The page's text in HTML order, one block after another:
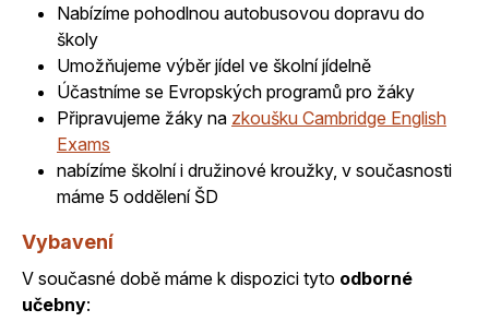
Nabízíme pohodlnou autobusovou dopravu do
školy
Umožňujeme výběr jídel ve školní jídelně
Účastníme se Evropských programů pro žáky
Připravujeme žáky na zkoušku Cambridge English
Exams
nabízíme školní i družinové kroužky, v současnosti
máme 5 oddělení ŠD
Vybavení
V současné době máme k dispozici tyto odborné
učebny: